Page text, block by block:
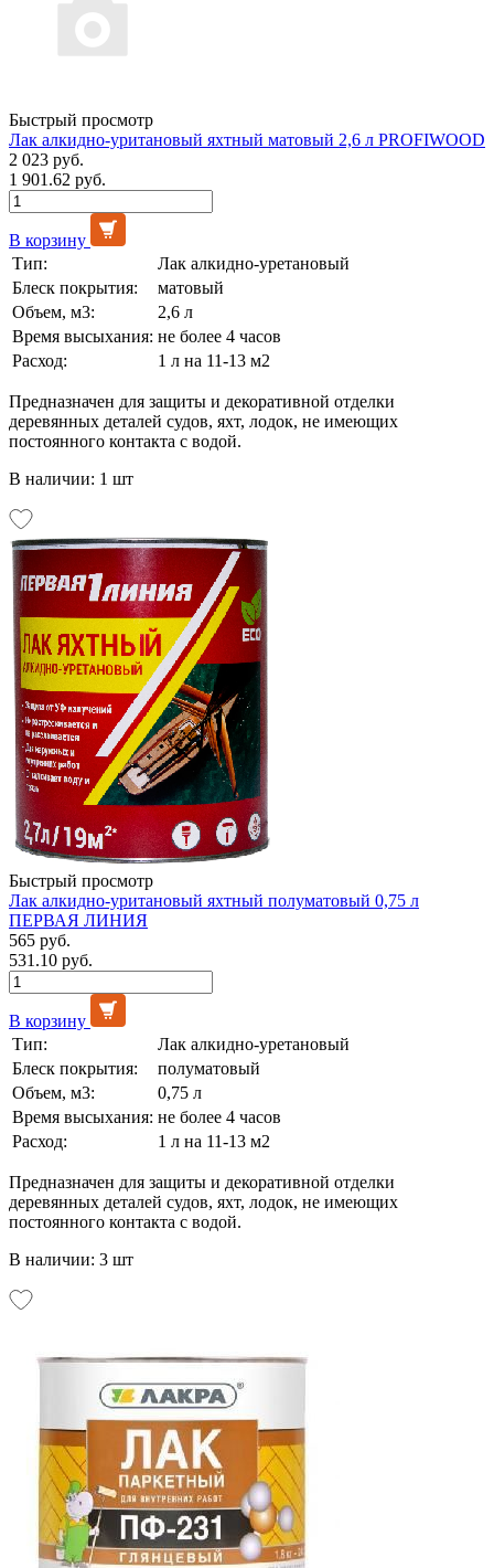
Быстрый просмотр
Лак алкидно-уритановый яхтный матовый 2,6 л PROFIWOOD
2 023 руб.
1 901.62 руб.
В корзину
Тип:
Лак алкидно-уретановый
Блеск покрытия:
матовый
Объем, м3:
2,6 л
Время высыхания: не более 4 часов
Расход:
1 л на 11-13 м2
Предназначен для защиты и декоративной отделки
деревянных деталей судов, яхт, лодок, не имеющих
постоянного контакта с водой.
В наличии: 1 шт
Быстрый просмотр
Лак алкидно-уритановый яхтный полуматовый 0,75 л
ПЕРВАЯ ЛИНИЯ
565 руб.
531.10 руб.
В корзину
Тип:
Лак алкидно-уретановый
Блеск покрытия:
полуматовый
Объем, м3:
0,75 л
Время высыхания: не более 4 часов
Расход:
1 л на 11-13 м2
Предназначен для защиты и декоративной отделки
деревянных деталей судов, яхт, лодок, не имеющих
постоянного контакта с водой.
В наличии: 3 шт